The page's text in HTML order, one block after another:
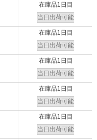
在庫品1日目
当日出荷可能
在庫品1日目
当日出荷可能
在庫品1日目
当日出荷可能
在庫品1日目
当日出荷可能
在庫品1日目
当日出荷可能